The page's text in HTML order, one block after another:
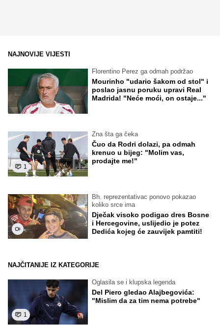
NAJNOVIJE VIJESTI
Florentino Perez ga odmah podržao
Mourinho "udario šakom od stol" i
poslao jasnu poruku upravi Real
Madrida! "Neće moći, on ostaje..."
1
Zna šta ga čeka
Čuo da Rodri dolazi, pa odmah
krenuo u bijeg: "Molim vas,
prodajte me!"
Bh. reprezentativac ponovo pokazao
koliko srce ima
Dječak visoko podigao dres Bosne
i Hercegovine, uslijedio je potez
Dedića kojeg će zauvijek pamtiti!
NAJČITANIJE IZ KATEGORIJE
1
Oglasila se i klupska legenda
Del Piero gledao Alajbegovića:
"Mislim da za tim nema potrebe"